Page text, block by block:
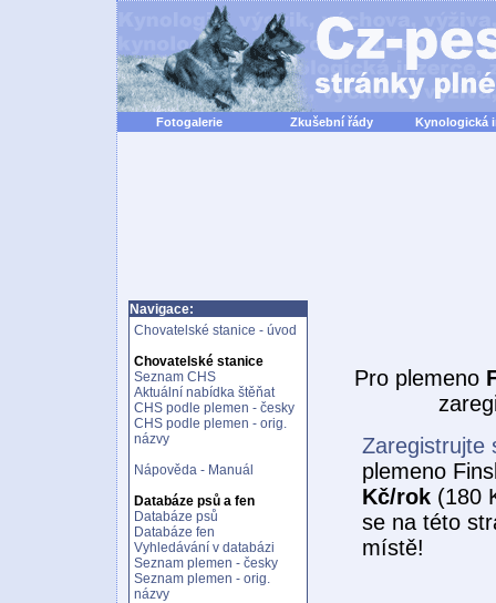
Fotogalerie Zkušební řády Kynologická
Navigace:
Chovatelské stanice - úvod
Chovatelské stanice
Seznam CHS
Aktuální nabídka štěňat
CHS podle plemen - česky
CHS podle plemen - orig.
názvy
Nápověda - Manuál
Databáze psů a fen
Databáze psů
Databáze fen
Vyhledávání v databázi
Seznam plemen - česky
Seznam plemen - orig.
názvy
Pro plemeno
Zaregistrujte
plemeno
Kč/rok (180
se na této
místě!